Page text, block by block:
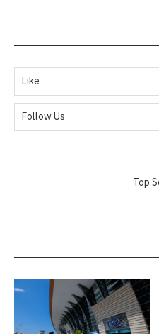
Like
Follow Us